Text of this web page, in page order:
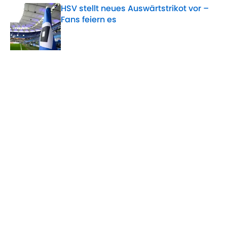
HSV stellt neues Auswärtstrikot vor –
Fans feiern es
Published by on Invalid Date